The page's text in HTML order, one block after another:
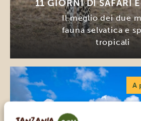
11 GIORNI DI SAFARI
Il meglio dei due
fauna selvatica e
tropicali
A